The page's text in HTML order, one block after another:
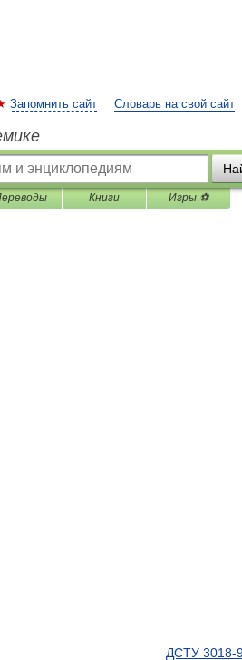
Запомнить сайт Словарь на свой сайт
Книги Игры ⚽
ДСТУ 3018-